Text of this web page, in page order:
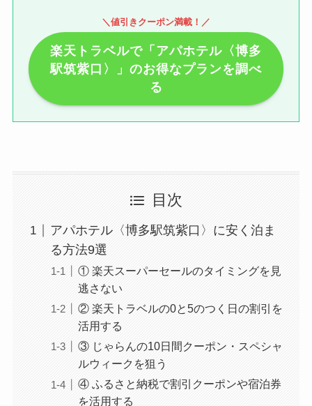
＼値引きクーポン満載！／
楽天トラベルで「アパホテル〈博多
駅筑紫口〉」のお得なプランを調べ
る
目次
アパホテル〈博多駅筑紫口〉に安く泊ま
る方法9選
① 楽天スーパーセールのタイミングを見
逃さない
② 楽天トラベルの0と5のつく日の割引を
活用する
③ じゃらんの10日間クーポン・スペシャ
ルウィークを狙う
④ ふるさと納税で割引クーポンや宿泊券
を活用する